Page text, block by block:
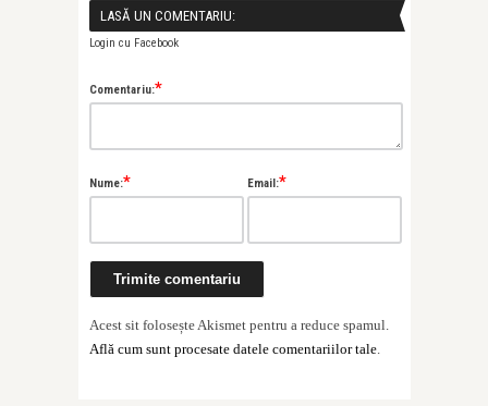
LASĂ UN COMENTARIU:
Login cu Facebook
Comentariu:*
Nume:* Email:*
Acest sit folosește Akismet pentru a reduce spamul.
Află cum sunt procesate datele comentariilor tale.